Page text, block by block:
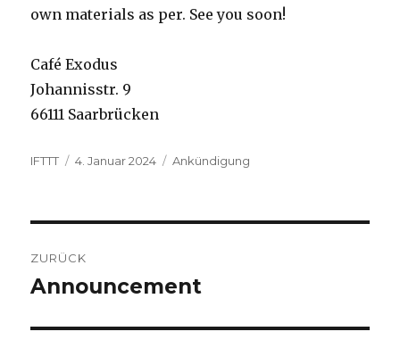
own materials as per. See you soon!
Café Exodus
Johannisstr. 9
66111 Saarbrücken
Autor
IFTTT
Veröffentlicht
4. Januar 2024 Kategorien
Ankündigung
ZURÜCK
Vorheriger
Announcement